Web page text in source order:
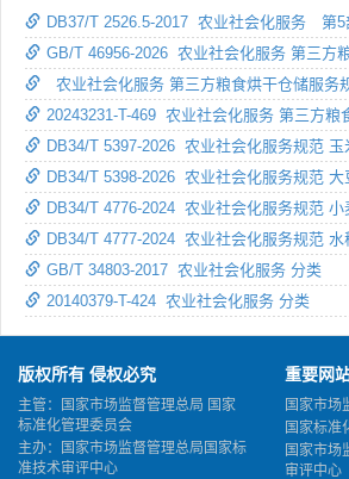
DB37/T 2526.5-2017 农业社会化服务 第5
GB/T 46956-2026 农业社会化服务 第三方
农业社会化服务 第三方粮食烘干仓储服务
20243231-T-469 农业社会化服务 第三方粮
DB34/T 5397-2026 农业社会化服务规范 玉
DB34/T 5398-2026 农业社会化服务规范 大
DB34/T 4776-2024 农业社会化服务规范 小
DB34/T 4777-2024 农业社会化服务规范 水
GB/T 34803-2017 农业社会化服务 分类
20140379-T-424 农业社会化服务 分类
版权所有 侵权必究
主管：国家市场监督管理总局 国家
标准化管理委员会
主办：国家市场监督管理总局国家标
准技术审评中心
重要网
国家市场
国家标准
国家市场
审评中心